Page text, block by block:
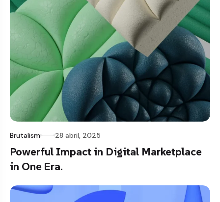
Brutalism 28 abril, 2025
Powerful Impact in Digital Marketplace
in One Era.